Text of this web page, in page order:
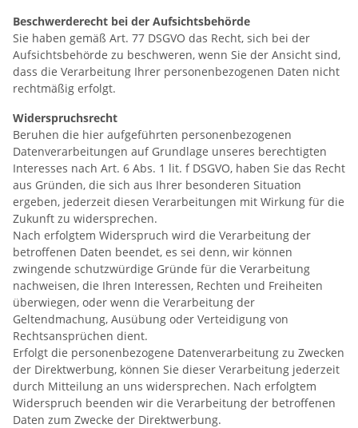
Beschwerderecht bei der Aufsichtsbehörde
Sie haben gemäß Art. 77 DSGVO das Recht, sich bei der
Aufsichtsbehörde zu beschweren, wenn Sie der Ansicht sind,
dass die Verarbeitung Ihrer personenbezogenen Daten nicht
rechtmäßig erfolgt.
Widerspruchsrecht
Beruhen die hier aufgeführten personenbezogenen
Datenverarbeitungen auf Grundlage unseres berechtigten
Interesses nach Art. 6 Abs. 1 lit. f DSGVO, haben Sie das Recht
aus Gründen, die sich aus Ihrer besonderen Situation
ergeben, jederzeit diesen Verarbeitungen mit Wirkung für die
Zukunft zu widersprechen.
Nach erfolgtem Widerspruch wird die Verarbeitung der
betroffenen Daten beendet, es sei denn, wir können
zwingende schutzwürdige Gründe für die Verarbeitung
nachweisen, die Ihren Interessen, Rechten und Freiheiten
überwiegen, oder wenn die Verarbeitung der
Geltendmachung, Ausübung oder Verteidigung von
Rechtsansprüchen dient.
Erfolgt die personenbezogene Datenverarbeitung zu Zwecken
der Direktwerbung, können Sie dieser Verarbeitung jederzeit
durch Mitteilung an uns widersprechen. Nach erfolgtem
Widerspruch beenden wir die Verarbeitung der betroffenen
Daten zum Zwecke der Direktwerbung.